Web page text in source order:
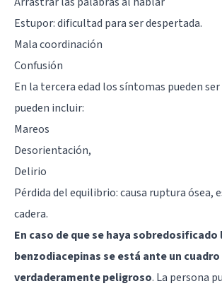
Estupor: dificultad para ser despertada.
Mala coordinación
Confusión
En la tercera edad los síntomas pueden
pueden incluir:
Mareos
Desorientación,
Delirio
Pérdida del equilibrio: causa ruptura ósea,
cadera.
En caso de que se haya sobredosificado
benzodiacepinas se está ante un cuadro
verdaderamente peligroso. La persona